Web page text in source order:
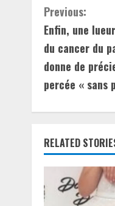
C
o
n
t
i
n
u
e
Previous:
Enfin, une
du cancer du
donne de
percée « sans
RELATED